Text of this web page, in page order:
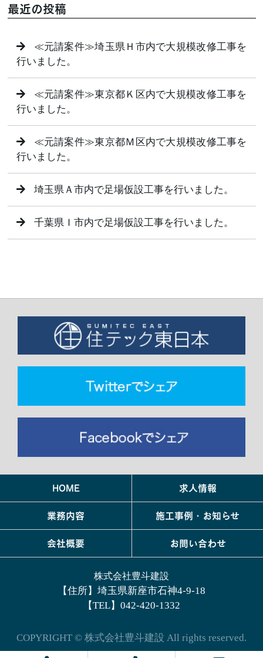
最近の投稿
≪元請案件≫埼玉県Ｈ市内で大規模改修工事を
行いました。
≪元請案件≫東京都Ｋ区内で大規模改修工事を
行いました。
≪元請案件≫東京都Ｍ区内で大規模改修工事を
行いました。
埼玉県Ａ市内で足場仮設工事を行いました。
千葉県Ｉ市内で足場仮設工事を行いました。
HOME 求人情報
業務内容 施工事例・お知らせ
会社概要 お問い合わせ
株式会社豊斗建設
【住所】埼玉県新座市石神4-9-18
【TEL】042-420-1332
COPYRIGHT © 株式会社豊斗建設 All rights reserved.